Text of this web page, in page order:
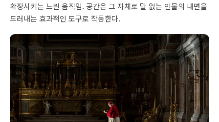
확장시키는 느린 움직임. 공간은 그 자체로 말 없는 인물의 내면을
드러내는 효과적인 도구로 작동한다.